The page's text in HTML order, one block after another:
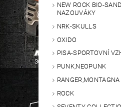
NEW ROCK BIO-
NAZOUVÁKY
NRK-SKULLS
OXIDO
PISA-SPORTOVNÍ
PUNK,NEOPUNK
RANGER,MONTAGNA
ROCK